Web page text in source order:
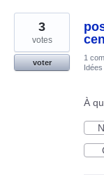
1
résultat
trouvé
3
votes
voter
1
À